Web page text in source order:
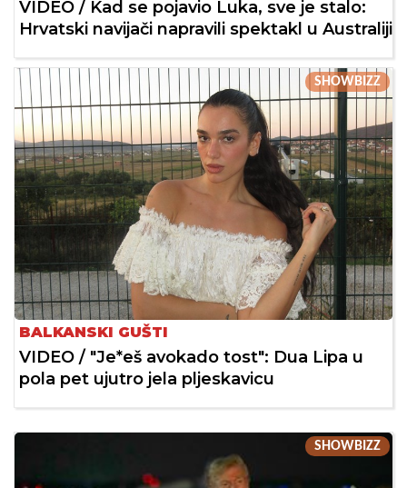
VIDEO / Kad se pojavio Luka, sve je stalo:
Hrvatski navijači napravili spektakl u Australiji
SHOWBIZZ
BALKANSKI GUŠTI
VIDEO / "Je*eš avokado tost": Dua Lipa u
pola pet ujutro jela pljeskavicu
SHOWBIZZ